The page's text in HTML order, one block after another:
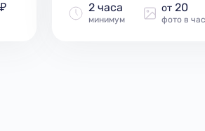
2 часа
минимум
от 20
фото в час